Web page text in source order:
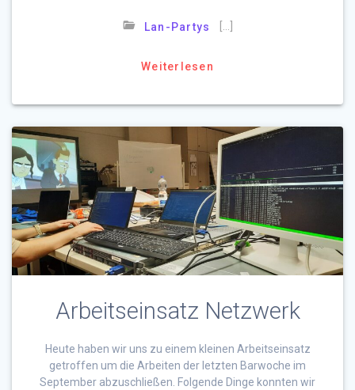
Lan-Partys […]
Weiterlesen
Arbeitseinsatz Netzwerk
Heute haben wir uns zu einem kleinen Arbeitseinsatz
getroffen um die Arbeiten der letzten Barwoche im
September abzuschließen. Folgende Dinge konnten wir